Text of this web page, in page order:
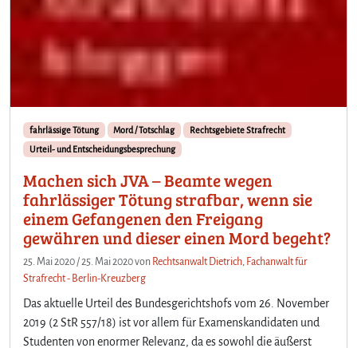
fahrlässige Tötung Mord / Totschlag
Rechtsgebiete Strafrecht
Urteil- und Entscheidungsbesprechung
Machen sich JVA – Beamte wegen
fahrlässiger Tötung strafbar, wenn sie
einem Gefangenen den Freigang
gewähren und dieser einen Mord begeht?
25. Mai 2020 /25. Mai 2020von Rechtsanwalt Dietrich, Fachanwalt für
Strafrecht - Berlin-Kreuzberg
Das aktuelle Urteil des Bundesgerichtshofs vom 26. November
2019 (2 StR 557/18) ist vor allem für Examenskandidaten und
Studenten von enormer Relevanz, da es sowohl die äußerst